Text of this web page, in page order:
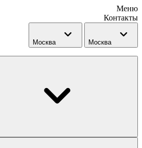
Меню
Контакты
Москва Москва